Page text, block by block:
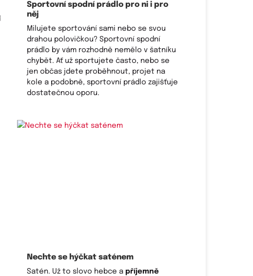
Sportovní spodní prádlo pro ni i pro
něj
Milujete sportování sami nebo se svou
drahou polovičkou? Sportovní spodní
prádlo by vám rozhodně nemělo v šatníku
chybět. Ať už sportujete často, nebo se
jen občas jdete proběhnout, projet na
kole a podobně, sportovní prádlo zajišťuje
dostatečnou oporu.
Nechte se hýčkat saténem
Satén. Už to slovo hebce a příjemně